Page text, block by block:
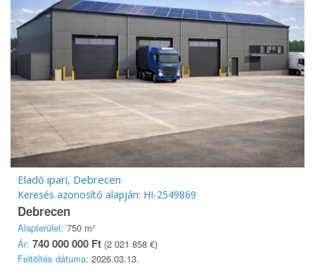
Eladó ipari, Debrecen
Keresés azonosító alapján: HI-2549869
Debrecen
Alapterület: 750 m²
Ár: 740 000 000 Ft (2 021 858 €)
Feltöltés dátuma: 2026.03.13.